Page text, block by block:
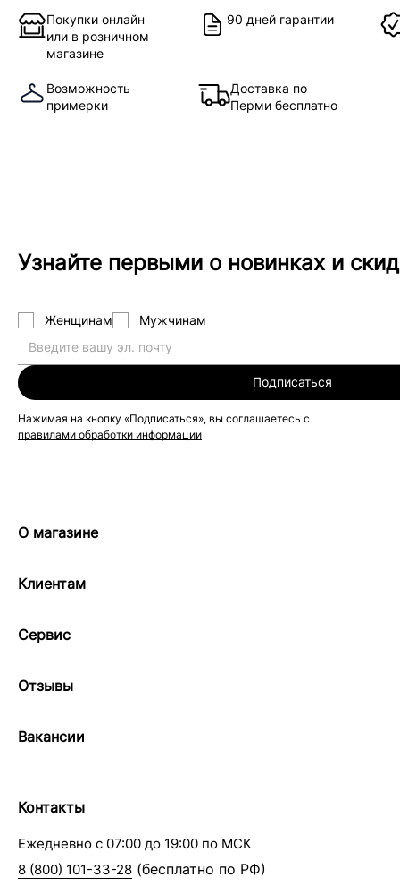
Покупки онлайн
или в розничном
магазине
90 дней гарантии
Возможность
примерки
Доставка по
Перми бесплатно
Узнайте первыми о новинках и
Женщинам Мужчинам
Подписаться
Нажимая на кнопку «Подписаться», вы соглашаетесь с
правилами обработки информации
О магазине
Клиентам
Сервис
Отзывы
Вакансии
Контакты
Ежедневно с 07:00 до 19:00 по МСК
8 (800) 101-33-28 (бесплатно по РФ)